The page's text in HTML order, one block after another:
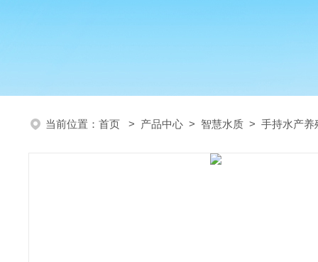
当前位置： 首页 > 产品中心 > 智慧水质 > 手持水产养